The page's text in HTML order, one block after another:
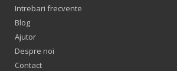
Intrebari frecvente
Blog
Ajutor
Despre noi
Contact